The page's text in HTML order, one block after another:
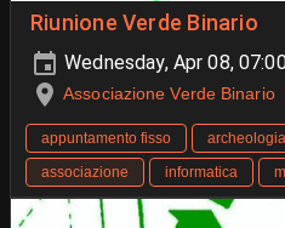
Riunione Verde Binario
Wednesday, Apr 08,
Associazione Verde Binario
appuntamento fisso
associazione
informatica